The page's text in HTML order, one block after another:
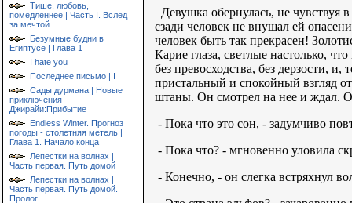
Тише, любовь,
помедленнее | Часть I. Вслед
за мечтой
Безумные будни в
Египтусе | Глава 1
I hate you
Последнее письмо | I
Сады дурмана | Новые
приключения
Джирайи:Прибытие
Endless Winter. Прогноз
погоды - столетняя метель |
Глава 1. Начало конца
Лепестки на волнах |
Часть первая. Путь домой
Лепестки на волнах |
Часть первая. Путь домой.
Пролог
Девушка обернулась, не чувствуя
сзади человек не внушал ей
человек быть так прекрасен!
Карие глаза, светлые настолько,
без превосходства, без дерзости,
пристальный и спокойный взгляд
штаны. Он смотрел на нее и ждал.
- Пока что это сон, - задумчиво
- Пока что? - мгновенно уловила
- Конечно, - он слегка встряхнул